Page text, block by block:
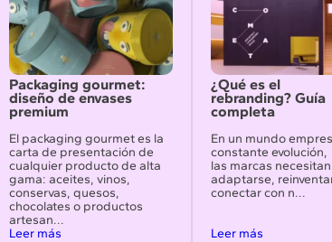
Packaging gourmet:
diseño de envases
premium
El packaging gourmet es la
carta de presentación de
cualquier producto de alta
gama: aceites, vinos,
conservas, quesos,
chocolates o productos
artesan...
Leer más
¿Qué es el
rebranding? Guía
completa
En un mundo
constante evolución,
las marcas
adaptarse,
conectar con n...
Leer más